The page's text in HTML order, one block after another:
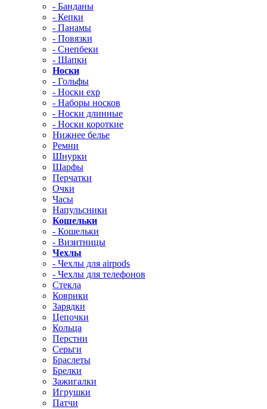
- Банданы
- Кепки
- Панамы
- Повязки
- Снепбеки
- Шапки
Носки
- Гольфы
- Носки exp
- Наборы носков
- Носки длинные
- Носки короткие
Нижнее белье
Ремни
Шнурки
Шарфы
Перчатки
Очки
Часы
Напульсники
Кошельки
- Кошельки
- Визитницы
Чехлы
- Чехлы для airpods
- Чехлы для телефонов
Стекла
Коврики
Зарядки
Цепочки
Кольца
Перстни
Серьги
Браслеты
Брелки
Зажигалки
Игрушки
Патчи